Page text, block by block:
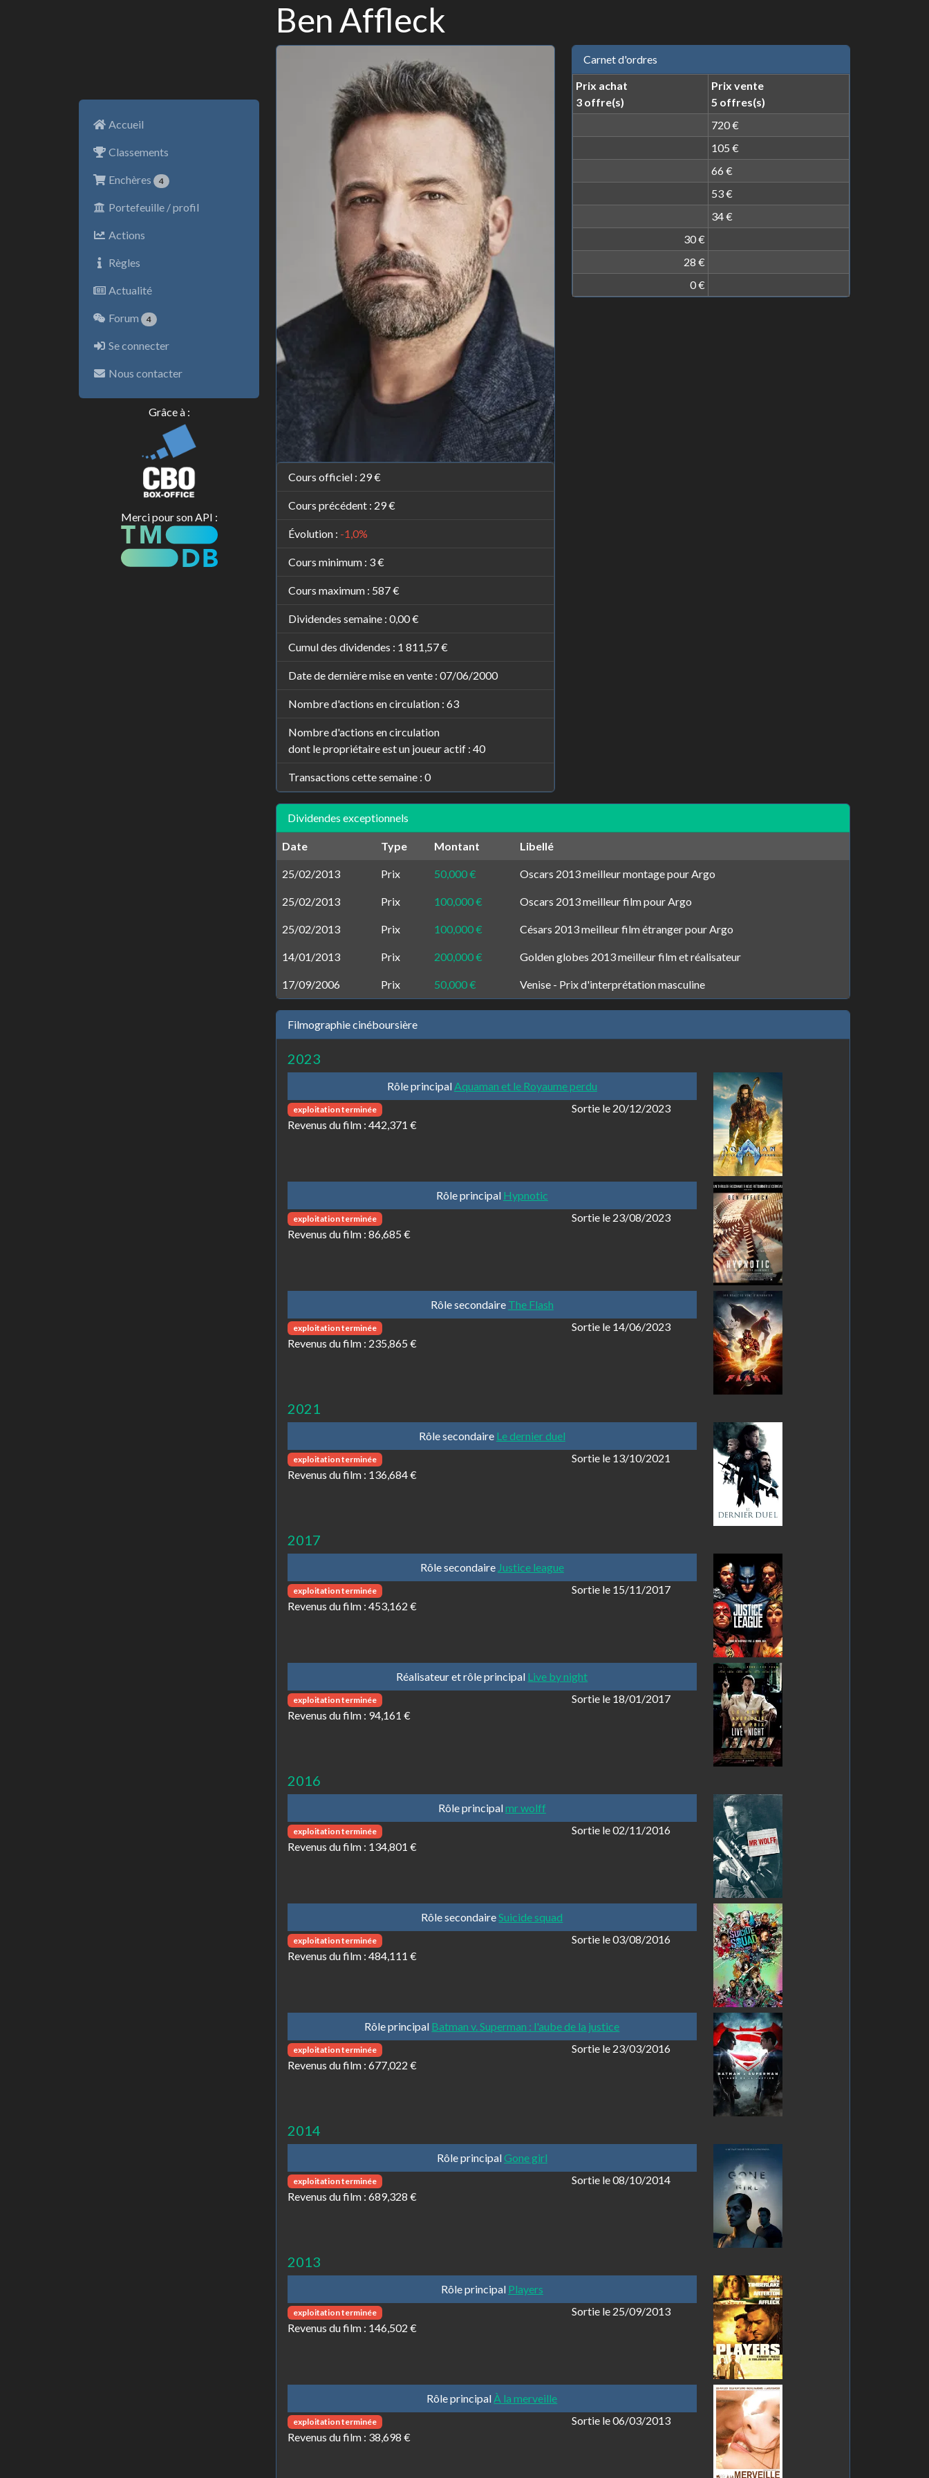
Accueil
Classements
Enchères 4
Portefeuille / profil
Actions
Règles
Actualité
Forum 4
Se connecter
Nous contacter
Grâce à :
Merci pour son API :
Ben Affleck
Cours officiel : 29 €
Cours précédent : 29 €
Évolution : -1,0%
Cours minimum : 3 €
Cours maximum : 587 €
Dividendes semaine : 0,00 €
Cumul des dividendes : 1 811,57 €
Date de dernière mise en vente : 07/06/2000
Nombre d'actions en circulation : 63
Nombre d'actions en circulation
dont le propriétaire est un joueur actif : 40
Transactions cette semaine : 0
Carnet d'ordres
Prix achat
3 offre(s)
Prix vente
5 offres(s)
720 €
105 €
66 €
53 €
34 €
30 €
28 €
0 €
Dividendes exceptionnels
Date Type Montant Libellé
25/02/2013 Prix 50,000 € Oscars 2013 meilleur montage pour Argo
25/02/2013 Prix 100,000 € Oscars 2013 meilleur film pour Argo
25/02/2013 Prix 100,000 € Césars 2013 meilleur film étranger pour Argo
14/01/2013 Prix 200,000 € Golden globes 2013 meilleur film et réalisateur
17/09/2006 Prix 50,000 € Venise - Prix d'interprétation masculine
Filmographie cinéboursière
2023
Rôle principalAquaman et le Royaume perdu
exploitation terminée
Revenus du film : 442,371 €
Sortie le 20/12/2023
Rôle principal Hypnotic
exploitation terminée
Revenus du film : 86,685 €
Sortie le 23/08/2023
Rôle secondaire The Flash
exploitation terminée
Revenus du film : 235,865 €
Sortie le 14/06/2023
2021
Rôle secondaire Le dernier duel
exploitation terminée
Revenus du film : 136,684 €
Sortie le 13/10/2021
2017
Rôle secondaire Justice league
exploitation terminée
Revenus du film : 453,162 €
Sortie le 15/11/2017
Réalisateur et rôle principal Live by night
exploitation terminée
Revenus du film : 94,161 €
Sortie le 18/01/2017
2016
Rôle principalmr wolff
exploitation terminée
Revenus du film : 134,801 €
Sortie le 02/11/2016
Rôle secondaireSuicide squad
exploitation terminée
Revenus du film : 484,111 €
Sortie le 03/08/2016
Rôle principal Batman v. Superman : l'aube de la justice
exploitation terminée
Revenus du film : 677,022 €
Sortie le 23/03/2016
2014
Rôle principalGone girl
exploitation terminée
Revenus du film : 689,328 €
Sortie le 08/10/2014
2013
Rôle principal Players
exploitation terminée
Revenus du film : 146,502 €
Sortie le 25/09/2013
Rôle principalÀ la merveille
exploitation terminée
Revenus du film : 38,698 €
Sortie le 06/03/2013